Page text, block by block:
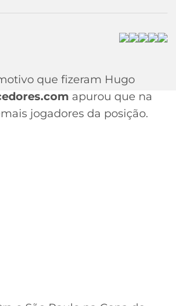
que fizeram Hugo
apurou que na
jogadores da posição.